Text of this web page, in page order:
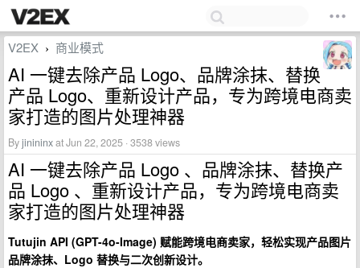
V2EX › 商业模式
AI 一键去除产品 Logo、品牌涂抹、替换
产品 Logo、重新设计产品，专为跨境电商卖
家打造的图片处理神器
Byjinininxat Jun 22, 2025 · 3538 views
AI 一键去除产品 Logo 、品牌涂抹、替换产
品 Logo 、重新设计产品，专为跨境电商卖
家打造的图片处理神器
Tutujin API (GPT-4o-Image) 赋能跨境电商卖家，轻松实现产品图片
品牌涂抹、Logo 替换与二次创新设计。